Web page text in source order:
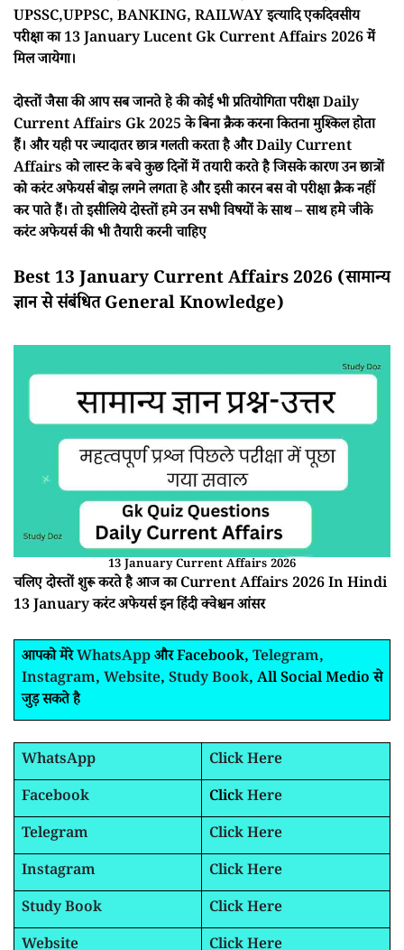
UPSSC,UPPSC, BANKING, RAILWAY इत्यादि एकदिवसीय
परीक्षा का 13 January Lucent Gk Current Affairs 2026 में
मिल जायेगा।
दोस्तों जैसा की आप सब जानते हे की कोई भी प्रतियोगिता परीक्षा Daily
Current Affairs Gk 2025 के बिना क्रैक करना कितना मुश्किल होता
हैं। और यही पर ज्यादातर छात्र गलती करता है और Daily Current
Affairs को लास्ट के बचे कुछ दिनों में तयारी करते है जिसके कारण उन छात्रों
को करंट अफेयर्स बोझ लगने लगता हे और इसी कारन बस वो परीक्षा क्रैक नहीं
कर पाते हैं। तो इसीलिये दोस्तों हमे उन सभी विषयों के साथ – साथ हमे जीके
करंट अफेयर्स की भी तैयारी करनी चाहिए
Best 13 January Current Affairs 2026 (सामान्य
ज्ञान से संबंधित General Knowledge)
13 January Current Affairs 2026
चलिए दोस्तों शुरू करते है आज का Current Affairs 2026 In Hindi
13 January करंट अफेयर्स इन हिंदी क्वेश्चन आंसर
आपको मेरेWhatsAppऔर Facebook, Telegram,
Instagram, Website, Study Book, All Social Medio से
जुड़ सकते है
WhatsApp
Click Here
Facebook
Click Here
Telegram
Click Here
Instagram
Click Here
Study Book
Click Here